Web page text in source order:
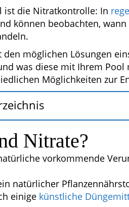
ist die Nitratkontrolle: In
können beobachten,
möglichen Lösungen
was diese mit Ihrem Pool
Möglichkeiten zur
Nitrate?
vorkommende
natürlicher
einige künstliche